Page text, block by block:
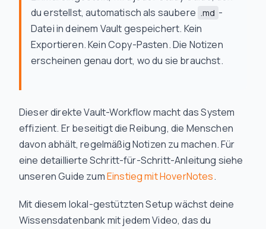
du erstellst, automatisch als saubere .md -
Datei in deinem Vault gespeichert. Kein
Exportieren. Kein Copy-Pasten. Die Notizen
erscheinen genau dort, wo du sie brauchst.
Dieser direkte Vault-Workflow macht das System
effizient. Er beseitigt die Reibung, die Menschen
davon abhält, regelmäßig Notizen zu machen. Für
eine detaillierte Schritt-für-Schritt-Anleitung siehe
unseren Guide zumEinstieg mit HoverNotes.
Mit diesem lokal-gestützten Setup wächst deine
Wissensdatenbank mit jedem Video, das du